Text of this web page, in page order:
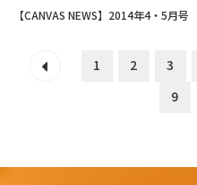
【CANVAS NEWS】2014年4・5月号
1 2 3
9